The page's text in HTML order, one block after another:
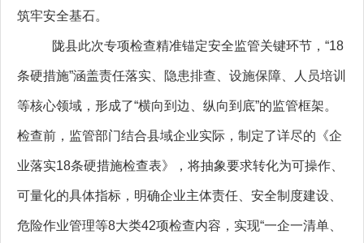
筑牢安全基石。
陇县此次专项检查精准锚定安全监管关键环节，“18
条硬措施”涵盖责任落实、隐患排查、设施保障、人员培训
等核心领域，形成了“横向到边、纵向到底”的监管框架。
检查前，监管部门结合县域企业实际，制定了详尽的《企
业落实18条硬措施检查表》，将抽象要求转化为可操作、
可量化的具体指标，明确企业主体责任、安全制度建设、
危险作业管理等8大类42项检查内容，实现“一企一清单、